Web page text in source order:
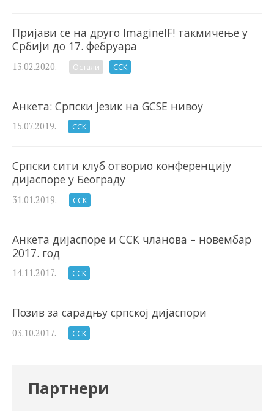
Пријави се на друго ImagineIF! такмичење у
Србији до 17. фебруара
13.02.2020. Остали ССК
Анкета: Српски језик на GCSE нивоу
15.07.2019. ССК
Српски сити клуб отворио конференцију
дијаспоре у Београду
31.01.2019. ССК
Анкета дијаспоре и ССК чланова – новембар
2017. год
14.11.2017. ССК
Позив за сарадњу српској дијаспори
03.10.2017. ССК
Партнери